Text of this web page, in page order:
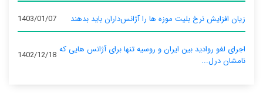
زیان افزایش نرخ بلیت موزه ها را آژانس‌داران باید بدهند 1403/01/07
اجرای لغو روادید بین ایران و روسیه تنها برای آژانس‌ هایی که
نامشان درل...
1402/12/18